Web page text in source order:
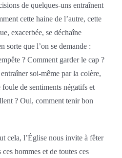
de quelques-uns entraînent
cette haine de l’autre, cette
exacerbée, se déchaîne
sorte que l’on se demande :
? Comment garder le cap ?
soi-même par la colère,
de sentiments négatifs et
? Oui, comment tenir bon
cela, l’Église nous invite à fêter
hommes et de toutes ces